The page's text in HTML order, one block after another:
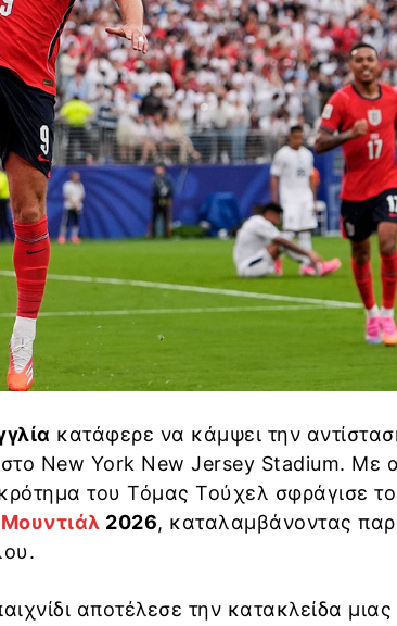
κατάφερε να κάμψει την
New York New Jersey Stadium. Με
του Τόμας Τούχελ σφράγισε το
Μουντιάλ 2026, καταλαμβάνοντας
αποτέλεσε την κατακλείδα